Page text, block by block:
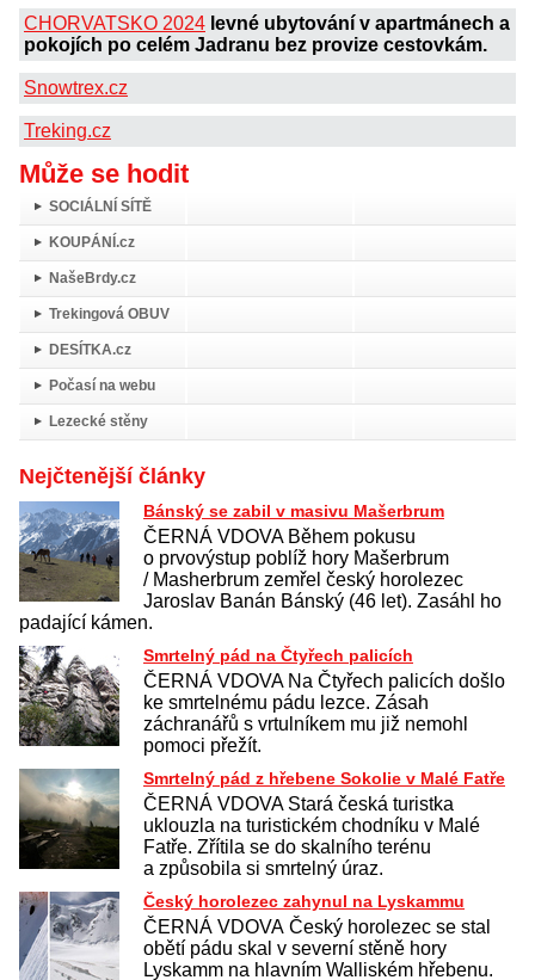
CHORVATSKO 2024 levné ubytování v apartmánech a
pokojích po celém Jadranu bez provize cestovkám.
Snowtrex.cz
Treking.cz
Může se hodit
SOCIÁLNÍ SÍTĚ
KOUPÁNÍ.cz
NašeBrdy.cz
Trekingová OBUV
DESÍTKA.cz
Počasí na webu
Lezecké stěny
Nejčtenější články
Bánský se zabil v masivu Mašerbrum
ČERNÁ VDOVA Během pokusu
o prvovýstup poblíž hory Mašerbrum
/ Masherbrum zemřel český horolezec
Jaroslav Banán Bánský (46 let). Zasáhl ho
padající kámen.
Smrtelný pád na Čtyřech palicích
ČERNÁ VDOVA Na Čtyřech palicích došlo
ke smrtelnému pádu lezce. Zásah
záchranářů s vrtulníkem mu již nemohl
pomoci přežít.
Smrtelný pád z hřebene Sokolie v Malé Fatře
ČERNÁ VDOVA Stará česká turistka
uklouzla na turistickém chodníku v Malé
Fatře. Zřítila se do skalního terénu
a způsobila si smrtelný úraz.
Český horolezec zahynul na Lyskammu
ČERNÁ VDOVA Český horolezec se stal
obětí pádu skal v severní stěně hory
Lyskamm na hlavním Walliském hřebenu.